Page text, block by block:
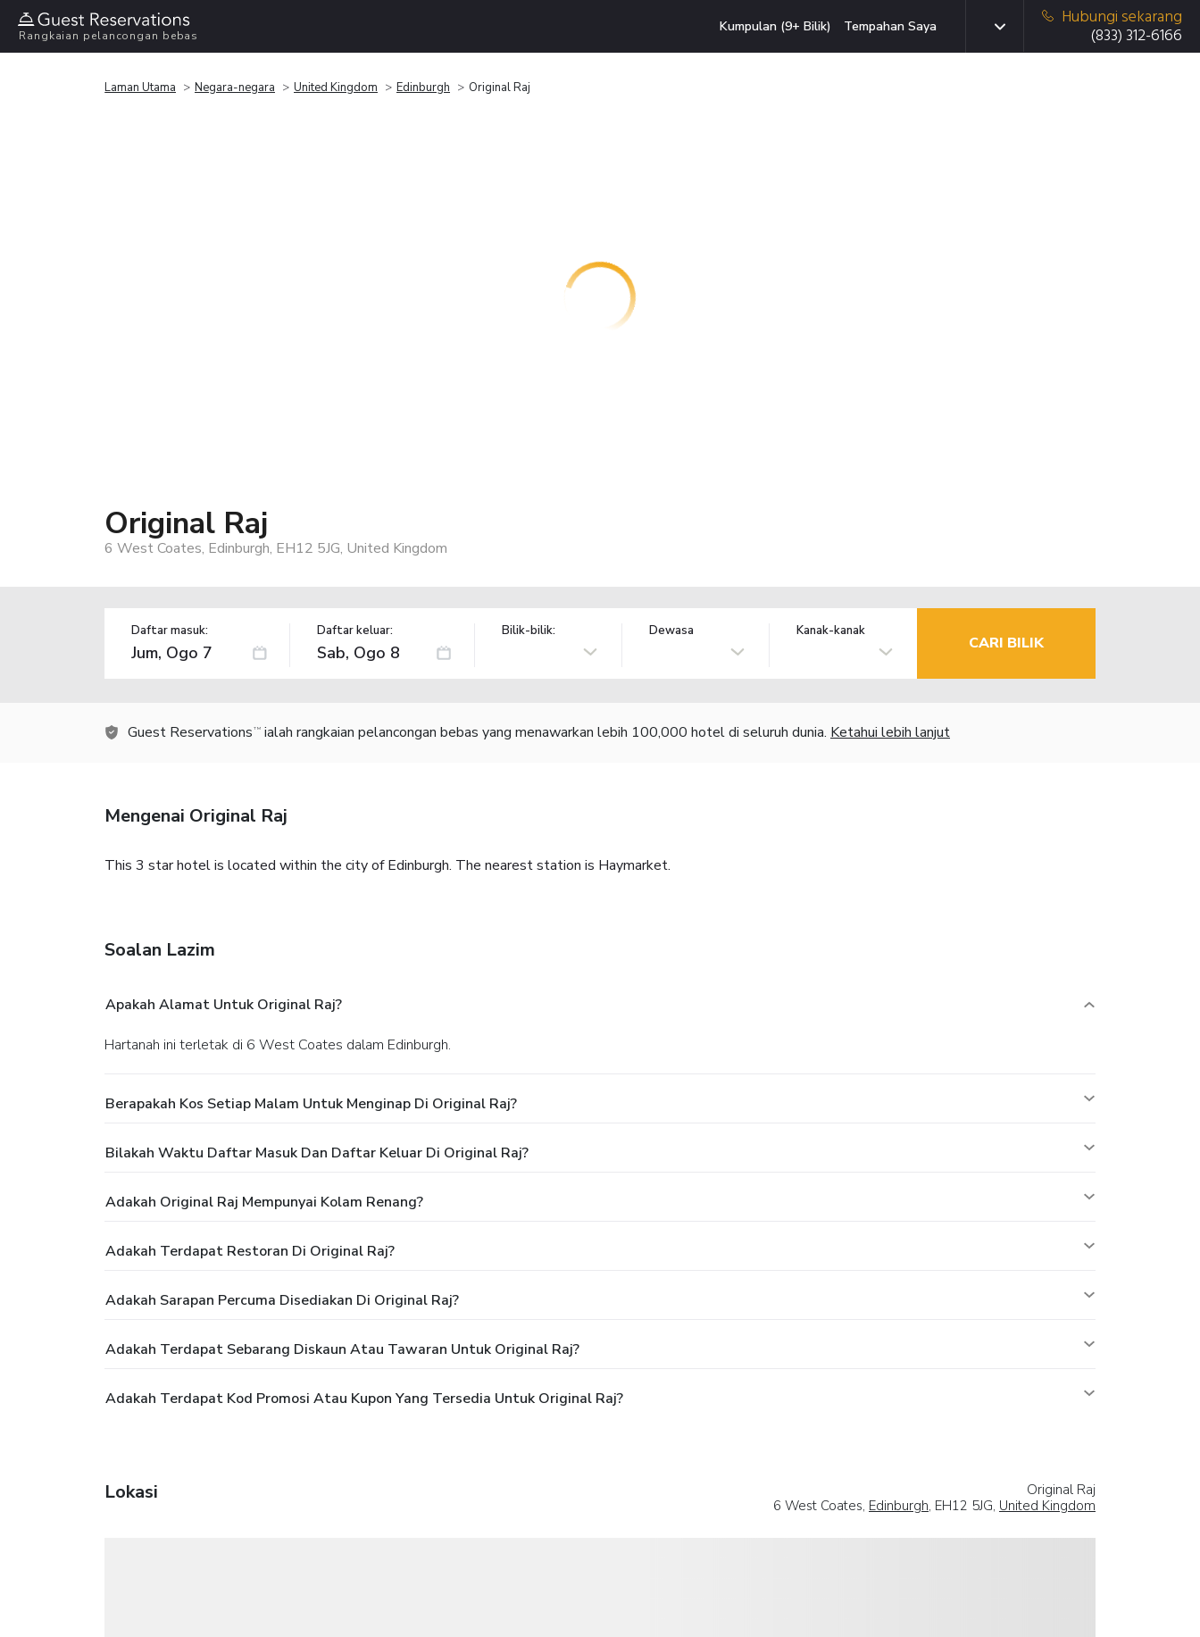
Rangkaian pelancongan bebas
Kumpulan (9+ Bilik) Tempahan Saya
Hubungi sekarang
(833) 312-6166
Laman Utama Negara-negara United Kingdom Edinburgh Original Raj
Original Raj
6 West Coates, Edinburgh, EH12 5JG, United Kingdom
Daftar masuk: Daftar keluar: Bilik-bilik: Dewasa Kanak-kanak
CARI BILIK
Guest Reservations TM ialah rangkaian pelancongan bebas yang menawarkan lebih 100,000 hotel di seluruh dunia. Ketahui lebih lanjut
Mengenai Original Raj
This 3 star hotel is located within the city of Edinburgh. The nearest station is Haymarket.
Soalan Lazim
Apakah Alamat Untuk Original Raj?
Hartanah ini terletak di 6 West Coates dalam Edinburgh.
Berapakah Kos Setiap Malam Untuk Menginap Di Original Raj?
Bilakah Waktu Daftar Masuk Dan Daftar Keluar Di Original Raj?
Adakah Original Raj Mempunyai Kolam Renang?
Adakah Terdapat Restoran Di Original Raj?
Adakah Sarapan Percuma Disediakan Di Original Raj?
Adakah Terdapat Sebarang Diskaun Atau Tawaran Untuk Original Raj?
Adakah Terdapat Kod Promosi Atau Kupon Yang Tersedia Untuk Original Raj?
Lokasi
Original Raj
6 West Coates, Edinburgh, EH12 5JG, United Kingdom